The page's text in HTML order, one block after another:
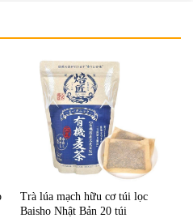
Trà lúa mạch hữu cơ túi lọc
Baisho Nhật Bản 20 túi